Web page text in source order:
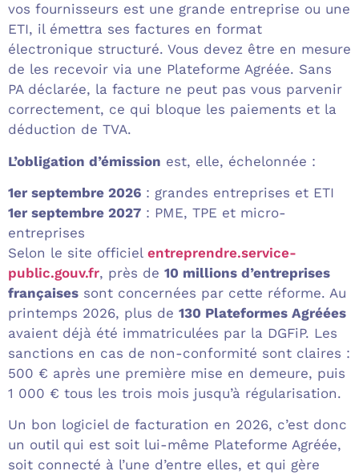
vos fournisseurs est une grande entreprise ou une
ETI, il émettra ses factures en format
électronique structuré. Vous devez être en mesure
de les recevoir via une Plateforme Agréée. Sans
PA déclarée, la facture ne peut pas vous parvenir
correctement, ce qui bloque les paiements et la
déduction de TVA.
L’obligation d’émission est, elle, échelonnée :
1er septembre 2026 : grandes entreprises et ETI
1er septembre 2027 : PME, TPE et micro-
entreprises
Selon le site officiel entreprendre.service-
public.gouv.fr, près de 10 millions d’entreprises
françaises sont concernées par cette réforme. Au
printemps 2026, plus de 130 Plateformes Agréées
avaient déjà été immatriculées par la DGFiP. Les
sanctions en cas de non-conformité sont claires :
500 € après une première mise en demeure, puis
1 000 € tous les trois mois jusqu’à régularisation.
Un bon logiciel de facturation en 2026, c’est donc
un outil qui est soit lui-même Plateforme Agréée,
soit connecté à l’une d’entre elles, et qui gère